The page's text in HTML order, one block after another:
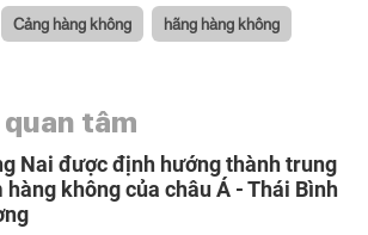
Cảng hàng không hãng hàng không
quan tâm
Nai được định hướng thành trung
hàng không của châu Á - Thái Bình